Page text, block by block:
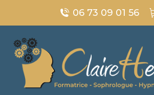
06 73 09 01 56